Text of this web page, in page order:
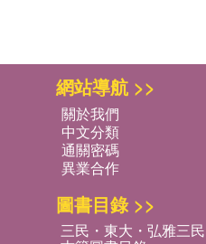
網站導航 >>
關於我們
中文分類
通關密碼
異業合作
圖書目錄 >>
三民・東大・弘雅三民